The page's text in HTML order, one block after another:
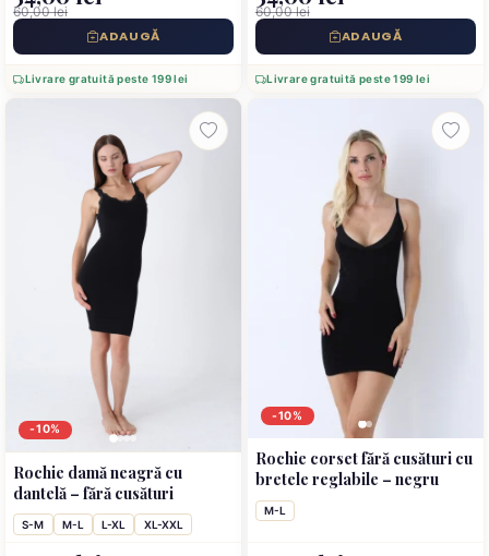
60,00 lei
ADAUGĂ
Livrare gratuită peste 199 lei
60,00 lei
ADAUGĂ
Livrare gratuită peste 199 lei
-10%
Rochie damă neagră cu
dantelă – fără cusături
S-M M-L L-XL XL-XXL
-10%
Rochie corset fără cusături cu
bretele reglabile – negru
M-L